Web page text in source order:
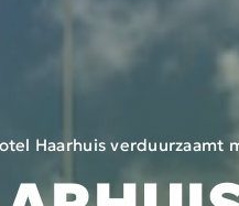
Haarhuis verduurzaamt